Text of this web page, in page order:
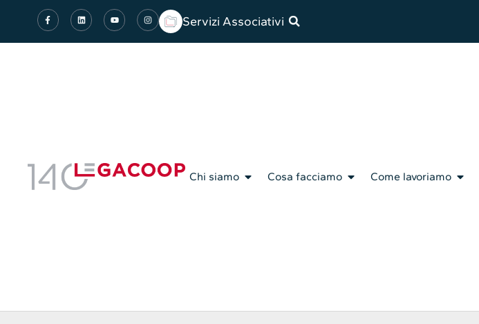
Servizi Associativi
Chi siamo Cosa facciamo Come lavoriamo